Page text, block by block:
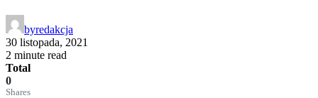
byredakcja
30 listopada, 2021
2 minute read
Total
0
Shares